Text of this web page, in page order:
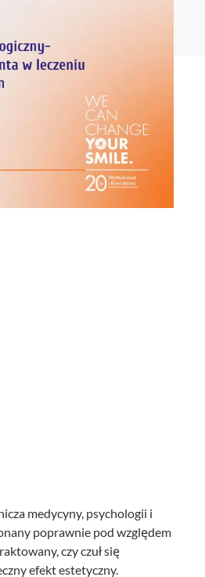
Periodontologia
medycyny, psychologii i
poprawnie pod względem
czy czuł się
efekt estetyczny.